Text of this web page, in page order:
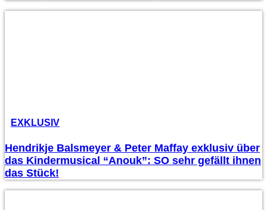
EXKLUSIV
Hendrikje Balsmeyer & Peter Maffay exklusiv über
das Kindermusical “Anouk”: SO sehr gefällt ihnen
das Stück!